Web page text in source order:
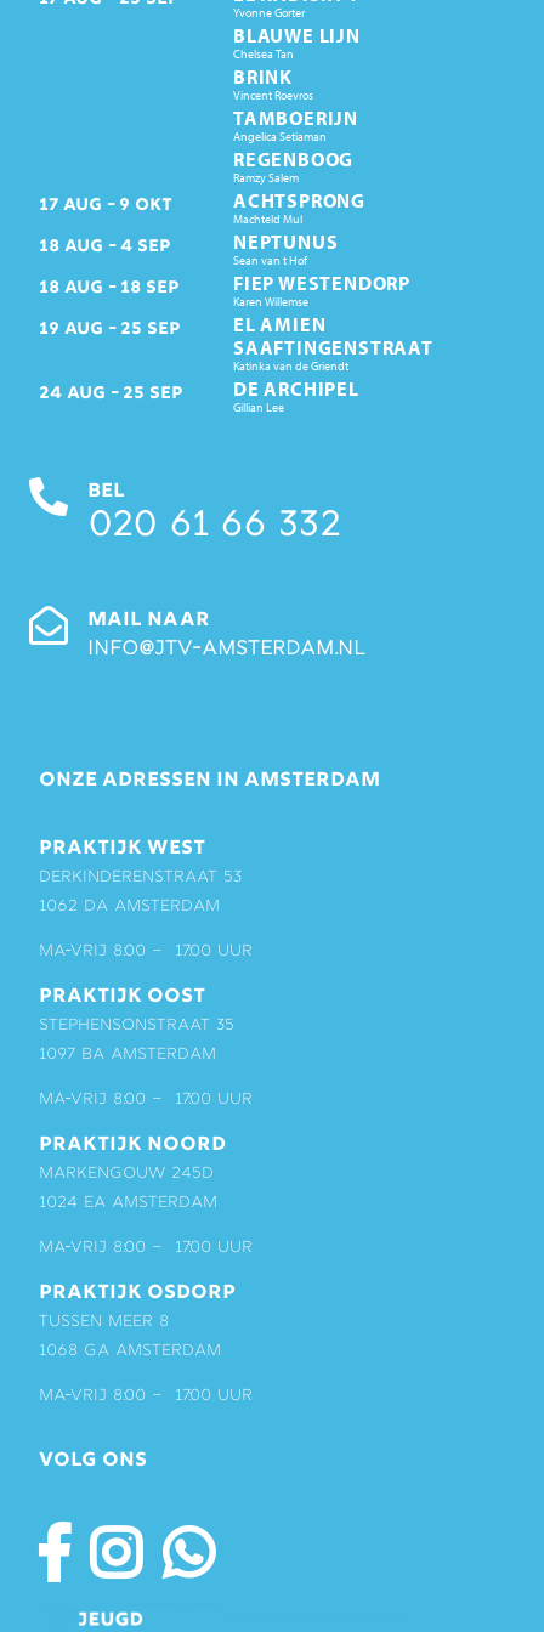
Yvonne Gorter
BLAUWE LIJN
Chelsea Tan
BRINK
Vincent Roevros
TAMBOERIJN
Angelica Setiaman
REGENBOOG
Ramzy Salem
17 AUG 9 OKT ACHTSPRONG
Machteld Mul
18 AUG 4 SEP NEPTUNUS
Sean van t Hof
18 AUG 18 SEP FIEP WESTENDORP
Karen Willemse
19 AUG 25 SEP
EL AMIEN
SAAFTINGENSTRAAT
Katinka van de Griendt
24 AUG 25 SEP DE ARCHIPEL
Gillian Lee
BEL
020 61 66 332
MAIL NAAR
info@jtv-amsterdam.nl
ONZE ADRESSEN IN AMSTERDAM
PRAKTIJK WEST
Derkinderenstraat 53
1062 DA Amsterdam
ma-vrij 8:00 – 17:00 uur
PRAKTIJK OOST
Stephensonstraat 35
1097 BA Amsterdam
ma-vrij 8:00 – 17:00 uur
PRAKTIJK NOORD
Markengouw 245D
1024 EA Amsterdam
ma-vrij 8:00 – 17:00 uur
PRAKTIJK OSDORP
Tussen Meer 8
1068 GA Amsterdam
ma-vrij 8:00 – 17:00 uur
VOLG ONS